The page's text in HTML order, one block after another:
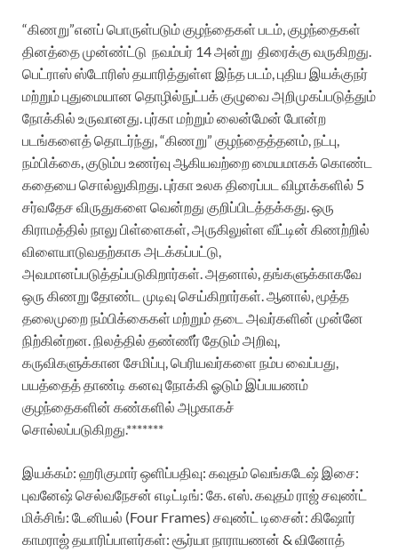
“கிணறு”எனப் பொருள்படும் குழந்தைகள் படம், குழந்தைகள்
தினத்தை முன்ண்ட்டு நவம்பர் 14 அன்று திரைக்கு வருகிறது.
பெட்ராஸ் ஸ்டோரிஸ் தயாரித்துள்ள இந்த படம், புதிய இயக்குநர்
மற்றும் புதுமையான தொழில்நுட்பக் குழுவை அறிமுகப்படுத்தும்
நோக்கில் உருவானது. புர்கா மற்றும் லைன்மேன் போன்ற
படங்களைத் தொடர்ந்து, “கிணறு” குழந்தைத்தனம், நட்பு,
நம்பிக்கை, குடும்ப உணர்வு ஆகியவற்றை மையமாகக் கொண்ட
கதையை சொல்லுகிறது. புர்கா உலக திரைப்பட விழாக்களில் 5
சர்வதேச விருதுகளை வென்றது குறிப்பிடத்தக்கது. ஒரு
கிராமத்தில் நாலு பிள்ளைகள், அருகிலுள்ள வீட்டின் கிணற்றில்
விளையாடுவதற்காக அடக்கப்பட்டு,
அவமானப்படுத்தப்படுகிறார்கள். அதனால், தங்களுக்காகவே
ஒரு கிணறு தோண்ட முடிவு செய்கிறார்கள். ஆனால், மூத்த
தலைமுறை நம்பிக்கைகள் மற்றும் தடை அவர்களின் முன்னே
நிற்கின்றன. நிலத்தில் தண்ணீர் தேடும் அறிவு,
கருவிகளுக்கான சேமிப்பு, பெரியவர்களை நம்ப வைப்பது,
பயத்தைத் தாண்டி கனவு நோக்கி ஓடும் இப்பயணம்
குழந்தைகளின் கண்களில் அழகாகச்
சொல்லப்படுகிறது.*******
இயக்கம்: ஹரிகுமார் ஒளிப்பதிவு: கவுதம் வெங்கடேஷ் இசை:
புவனேஷ் செல்வநேசன் எடிட்டிங்: கே. எஸ். கவுதம் ராஜ் சவுண்ட்
மிக்சிங்: டேனியல் (Four Frames) சவுண்ட் டிசைன்: கிஷோர்
காமராஜ் தயாரிப்பாளர்கள்: சூர்யா நாராயணன் & வினோத்